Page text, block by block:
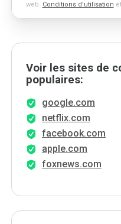
web. Conditions d'utilisation et
Voir les sites de
populaires:
google.com
netflix.com
facebook.com
apple.com
foxnews.com